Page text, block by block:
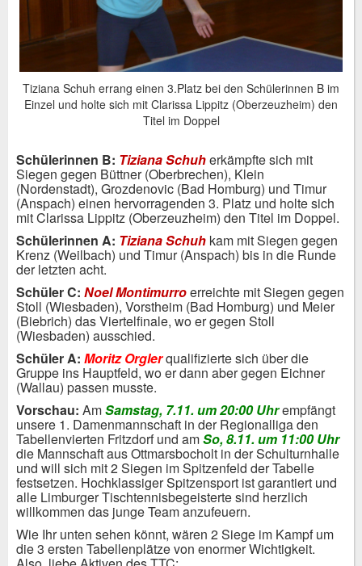
Tiziana Schuh errang einen 3.Platz bei den Schülerinnen B im
Einzel und holte sich mit Clarissa Lippitz (Oberzeuzheim) den
Titel im Doppel
Schülerinnen B: Tiziana Schuherkämpfte sich mit
Siegen gegen Büttner (Oberbrechen), Klein
(Nordenstadt), Grozdenovic (Bad Homburg) und Timur
(Anspach) einen hervorragenden 3. Platz und holte sich
mit Clarissa Lippitz (Oberzeuzheim) den Titel im Doppel.
Schülerinnen A: Tiziana Schuh kam mit Siegen gegen
Krenz (Weilbach) und Timur (Anspach) bis in die Runde
der letzten acht.
Schüler C: Noel Montimurroerreichte mit Siegen gegen
Stoll (Wiesbaden), Vorstheim (Bad Homburg) und Meier
(Biebrich) das Viertelfinale, wo er gegen Stoll
(Wiesbaden) ausschied.
Schüler A: Moritz Orglerqualifizierte sich über die
Gruppe ins Hauptfeld, wo er dann aber gegen Eichner
(Wallau) passen musste.
Vorschau: AmSamstag, 7.11. um 20:00 Uhrempfängt
unsere 1. Damenmannschaft in der Regionalliga den
Tabellenvierten Fritzdorf und amSo, 8.11. um 11:00 Uhr
die Mannschaft aus Ottmarsbocholt in der Schulturnhalle
und will sich mit 2 Siegen im Spitzenfeld der Tabelle
festsetzen. Hochklassiger Spitzensport ist garantiert und
alle Limburger Tischtennisbegeisterte sind herzlich
willkommen das junge Team anzufeuern.
Wie Ihr unten sehen könnt, wären 2 Siege im Kampf um
die 3 ersten Tabellenplätze von enormer Wichtigkeit.